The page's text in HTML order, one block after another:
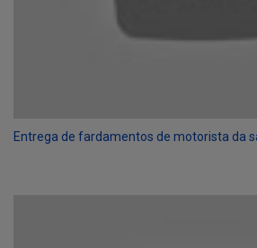
Entrega de fardamentos de motorista da